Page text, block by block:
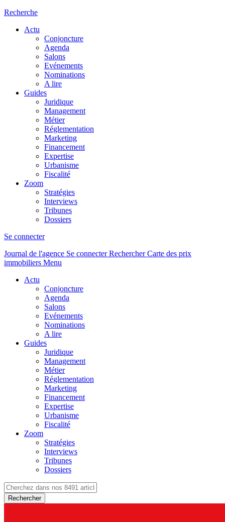
Recherche
Actu
Conjoncture
Agenda
Salons
Evénements
Nominations
A lire
Guides
Juridique
Management
Métier
Réglementation
Marketing
Financement
Expertise
Urbanisme
Fiscalité
Zoom
Stratégies
Interviews
Tribunes
Dossiers
Se connecter
Journal de l'agence Se connecterRechercher Carte des prix
immobiliers Menu
Actu
Conjoncture
Agenda
Salons
Evénements
Nominations
A lire
Guides
Juridique
Management
Métier
Réglementation
Marketing
Financement
Expertise
Urbanisme
Fiscalité
Zoom
Stratégies
Interviews
Tribunes
Dossiers
Rechercher